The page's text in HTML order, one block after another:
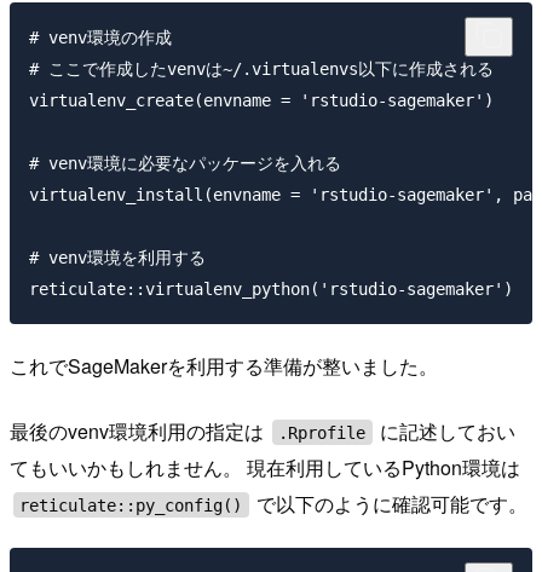
# venv環境の作成
# ここで作成したvenvは~/.virtualenvs以下に作成される
virtualenv_create(envname = 'rstudio-sagemaker')
# venv環境に必要なパッケージを入れる
virtualenv_install(envname = 'rstudio-sagemaker',
# venv環境を利用する
これでSageMakerを利用する準備が整いました。
最後のvenv環境利用の指定は .Rprofile
に記述しておい
てもいいかもしれません。 現在利用しているPython環境は
reticulate::py_config() で以下のように確認可能です。